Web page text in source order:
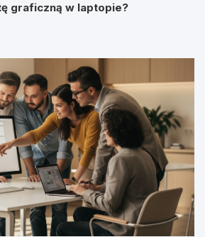
graficzną w laptopie?